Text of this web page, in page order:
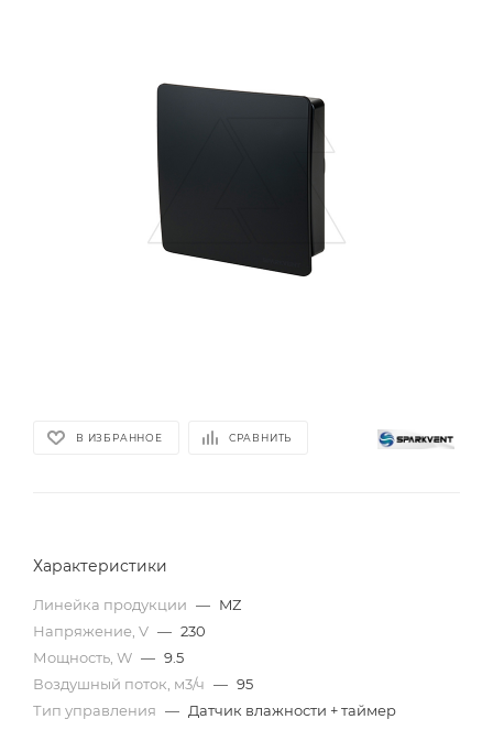
В ИЗБРАННОЕ СРАВНИТЬ
Характеристики
Линейка продукции — MZ
Напряжение, V — 230
Мощность, W — 9.5
Воздушный поток, м3/ч — 95
Тип управления — Датчик влажности + таймер